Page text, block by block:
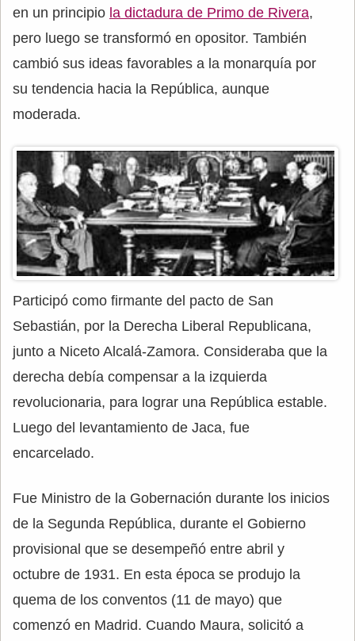
en un principio la dictadura de Primo de Rivera,
pero luego se transformó en opositor. También
cambió sus ideas favorables a la monarquía por
su tendencia hacia la República, aunque
moderada.
Participó como firmante del pacto de San
Sebastián, por la Derecha Liberal Republicana,
junto a Niceto Alcalá-Zamora. Consideraba que la
derecha debía compensar a la izquierda
revolucionaria, para lograr una República estable.
Luego del levantamiento de Jaca, fue
encarcelado.
Fue Ministro de la Gobernación durante los inicios
de la Segunda República, durante el Gobierno
provisional que se desempeñó entre abril y
octubre de 1931. En esta época se produjo la
quema de los conventos (11 de mayo) que
comenzó en Madrid. Cuando Maura, solicitó a